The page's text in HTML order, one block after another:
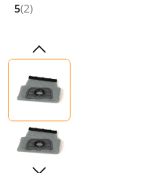
Hodnocení: 5 z 5 (2 recenzí)
5(2)